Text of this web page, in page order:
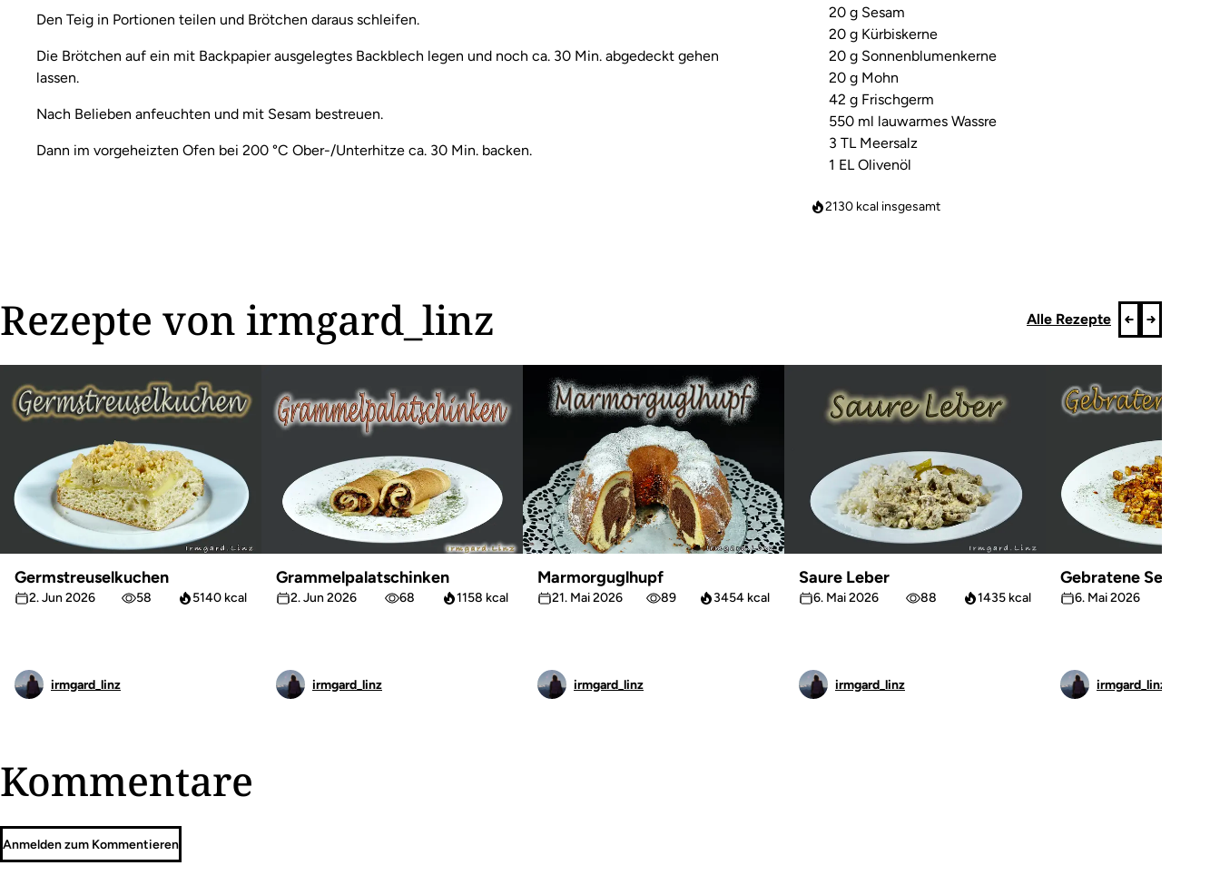
Den Teig in Portionen teilen und Brötchen daraus schleifen.
Die Brötchen auf ein mit Backpapier ausgelegtes Backblech legen und noch ca. 30 Min. abgedeckt gehen
lassen.
Nach Belieben anfeuchten und mit Sesam bestreuen.
Dann im vorgeheizten Ofen bei 200 °C Ober-/Unterhitze ca. 30 Min. backen.
20 g Sesam
20 g Kürbiskerne
20 g Sonnenblumenkerne
20 g Mohn
42 g Frischgerm
550 ml lauwarmes Wassre
3 TL Meersalz
1 EL Olivenöl
2130 kcal insgesamt
Rezepte von irmgard_linz Alle Rezepte
Germstreuselkuchen
2. Jun 2026 58 5140 kcal
irmgard_linz
Grammelpalatschinken
2. Jun 2026 68 1158 kcal
irmgard_linz
Marmorguglhupf
21. Mai 2026 89 3454 kcal
irmgard_linz
Saure Leber
6. Mai 2026 88 1435 kcal
irmgard_linz
Gebratene Sellerie
6. Mai 2026
irmgard_linz
Kommentare
Anmelden zum Kommentieren